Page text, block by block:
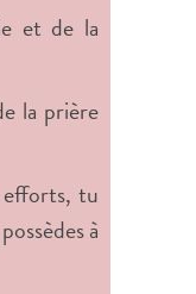
et de la
la prière
efforts, tu
à